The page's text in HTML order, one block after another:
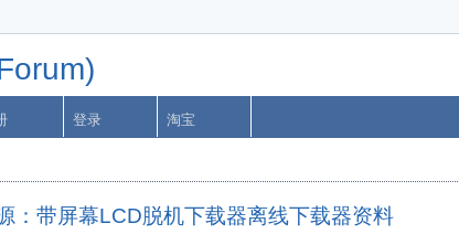
登录 淘宝
：带屏幕LCD脱机下载器离线下载器资料